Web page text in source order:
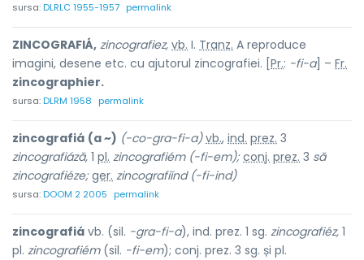
sursa:DLRLC 1955-1957 permalink
ZINCOGRAFIÁ, zincografiez, vb. I. Tranz. A reproduce
imagini, desene etc. cu ajutorul zincografiei. [ Pr.: -fi-a] – Fr.
zincographier.
sursa:DLRM 1958 permalink
zincografiá (a ~) (-co-gra-fi-a) vb., ind. prez. 3
zincografiáză, 1 pl. zincografiém (-fi-em); conj. prez. 3 să
zincografiéze; ger. zincografiínd (-fi-ind)
sursa:DOOM 2 2005 permalink
zincografiá vb. (sil. -gra-fi-a), ind. prez. 1 sg. zincografiéz, 1
pl. zincografiém(sil. -fi-em); conj. prez. 3 sg. și pl.